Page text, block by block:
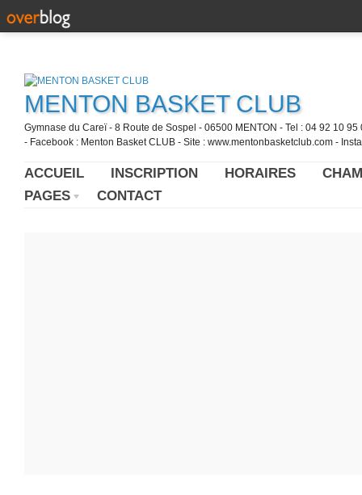
MENTON BASKET CLUB
Gymnase du Careï - 8 Route de Sospel - 06500 MENTON - Tel : 04 92 10
- Facebook : Menton Basket CLUB - Site : www.mentonbasketclub.com -
ACCUEIL INSCRIPTION HORAIRES
PAGES
CONTACT